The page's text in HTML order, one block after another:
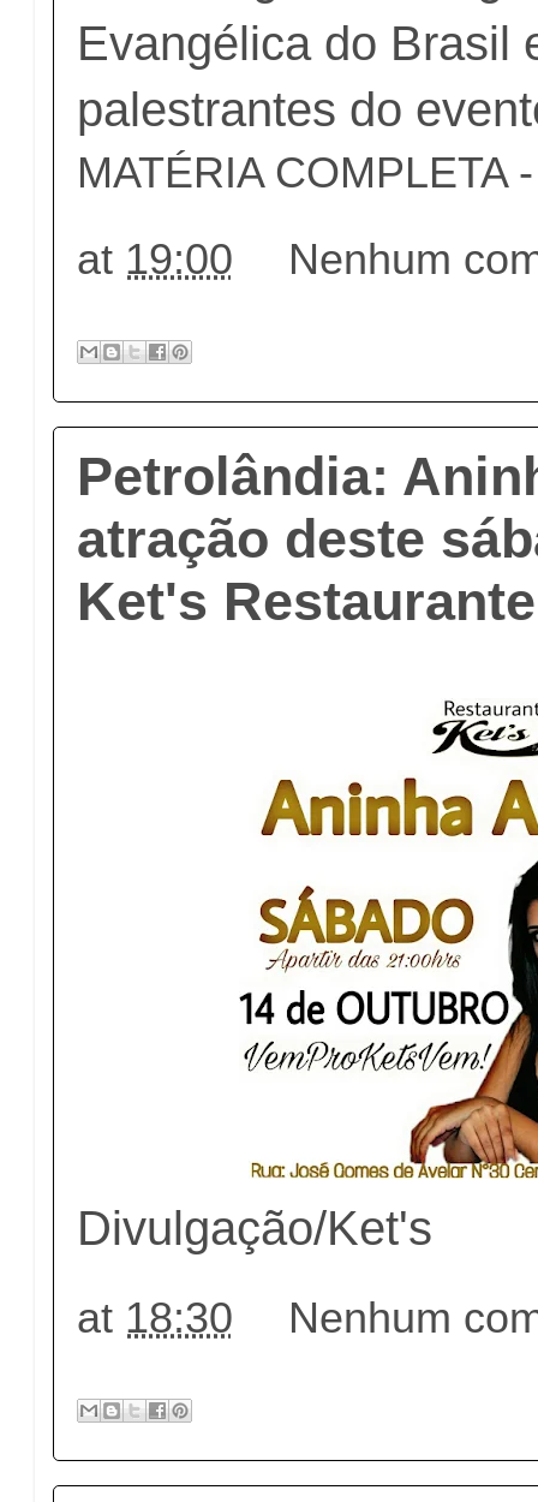
Evangélica do Brasil
palestrantes do
MATÉRIA COMPLETA
at 19:00 Nenhum
Petrolândia:
atração deste
Ket's
Divulgação/Ket's
at 18:30 Nenhum